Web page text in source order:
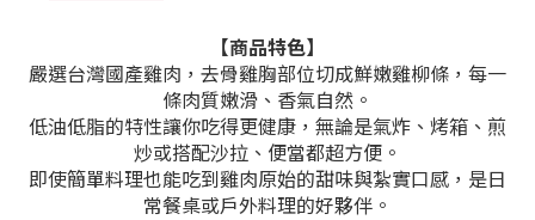
【商品特色】
嚴選台灣國產雞肉，去骨雞胸部位切成鮮嫩雞柳條，每一
條肉質嫩滑、香氣自然。
低油低脂的特性讓你吃得更健康，無論是氣炸、烤箱、煎
炒或搭配沙拉、便當都超方便。
即使簡單料理也能吃到雞肉原始的甜味與紮實口感，是日
常餐桌或戶外料理的好夥伴。